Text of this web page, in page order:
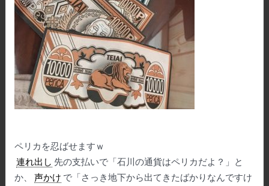
ペリカを忍ばせますｗ
連れ出し 先の支払いで「石川の通貨はペリカだよ？」と
か、 声かけ で「さっき地下から出てきたばかりなんですけ